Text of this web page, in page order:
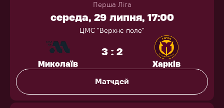
Перша Ліга
середа, 29 липня, 17:00
ЦМС "Верхнє поле"
Миколаїв
3 : 2
Харків
Матчдей